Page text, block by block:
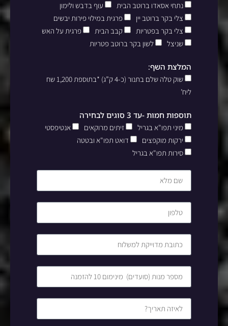
נתחי אסאדו ברוטב הבית
עוף בדבש ולימון
צלי בקר ברוטב יין
פרגית במילוי פירות יבשים
צלי בקר בפטריות
קבב הבית
פרגית על האש
שניצל
לשון בקר ברוטב פטריות
המלצת השף:
שוק טלה שלם בתנור (כ-4 ק”ג) *בתוספת 1,200 שח
ליח’
תוספות חמות -עד 3 סוגים לבחירה
מיני תפו"א בגריל זיתים מרוקאים
אנטיפסטי
ירקות מוקפצים
דואט תפו"א ובטטה
סירות תפו"א בגריל